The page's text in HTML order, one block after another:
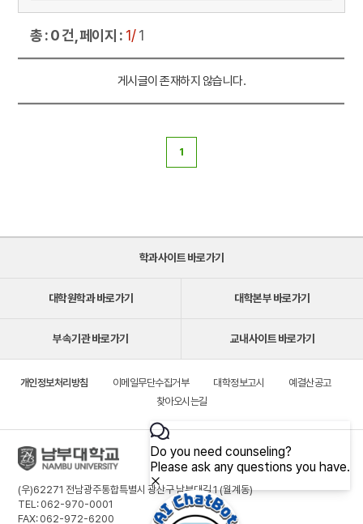
총 : 0 건, 페이지 : 1/1
게시글이 존재하지 않습니다.
1
학과사이트 바로가기
대학원학과 바로가기 대학본부 바로가기
부속기관 바로가기 교내사이트 바로가기
개인정보처리방침 이메일무단수집거부 대학정보고시
예결산공고
찾아오시는길
(우)62271 전남광주통합특별시 광산구 남부대길 1 (월계동)
TEL: 062-970-0001
FAX: 062-972-6200